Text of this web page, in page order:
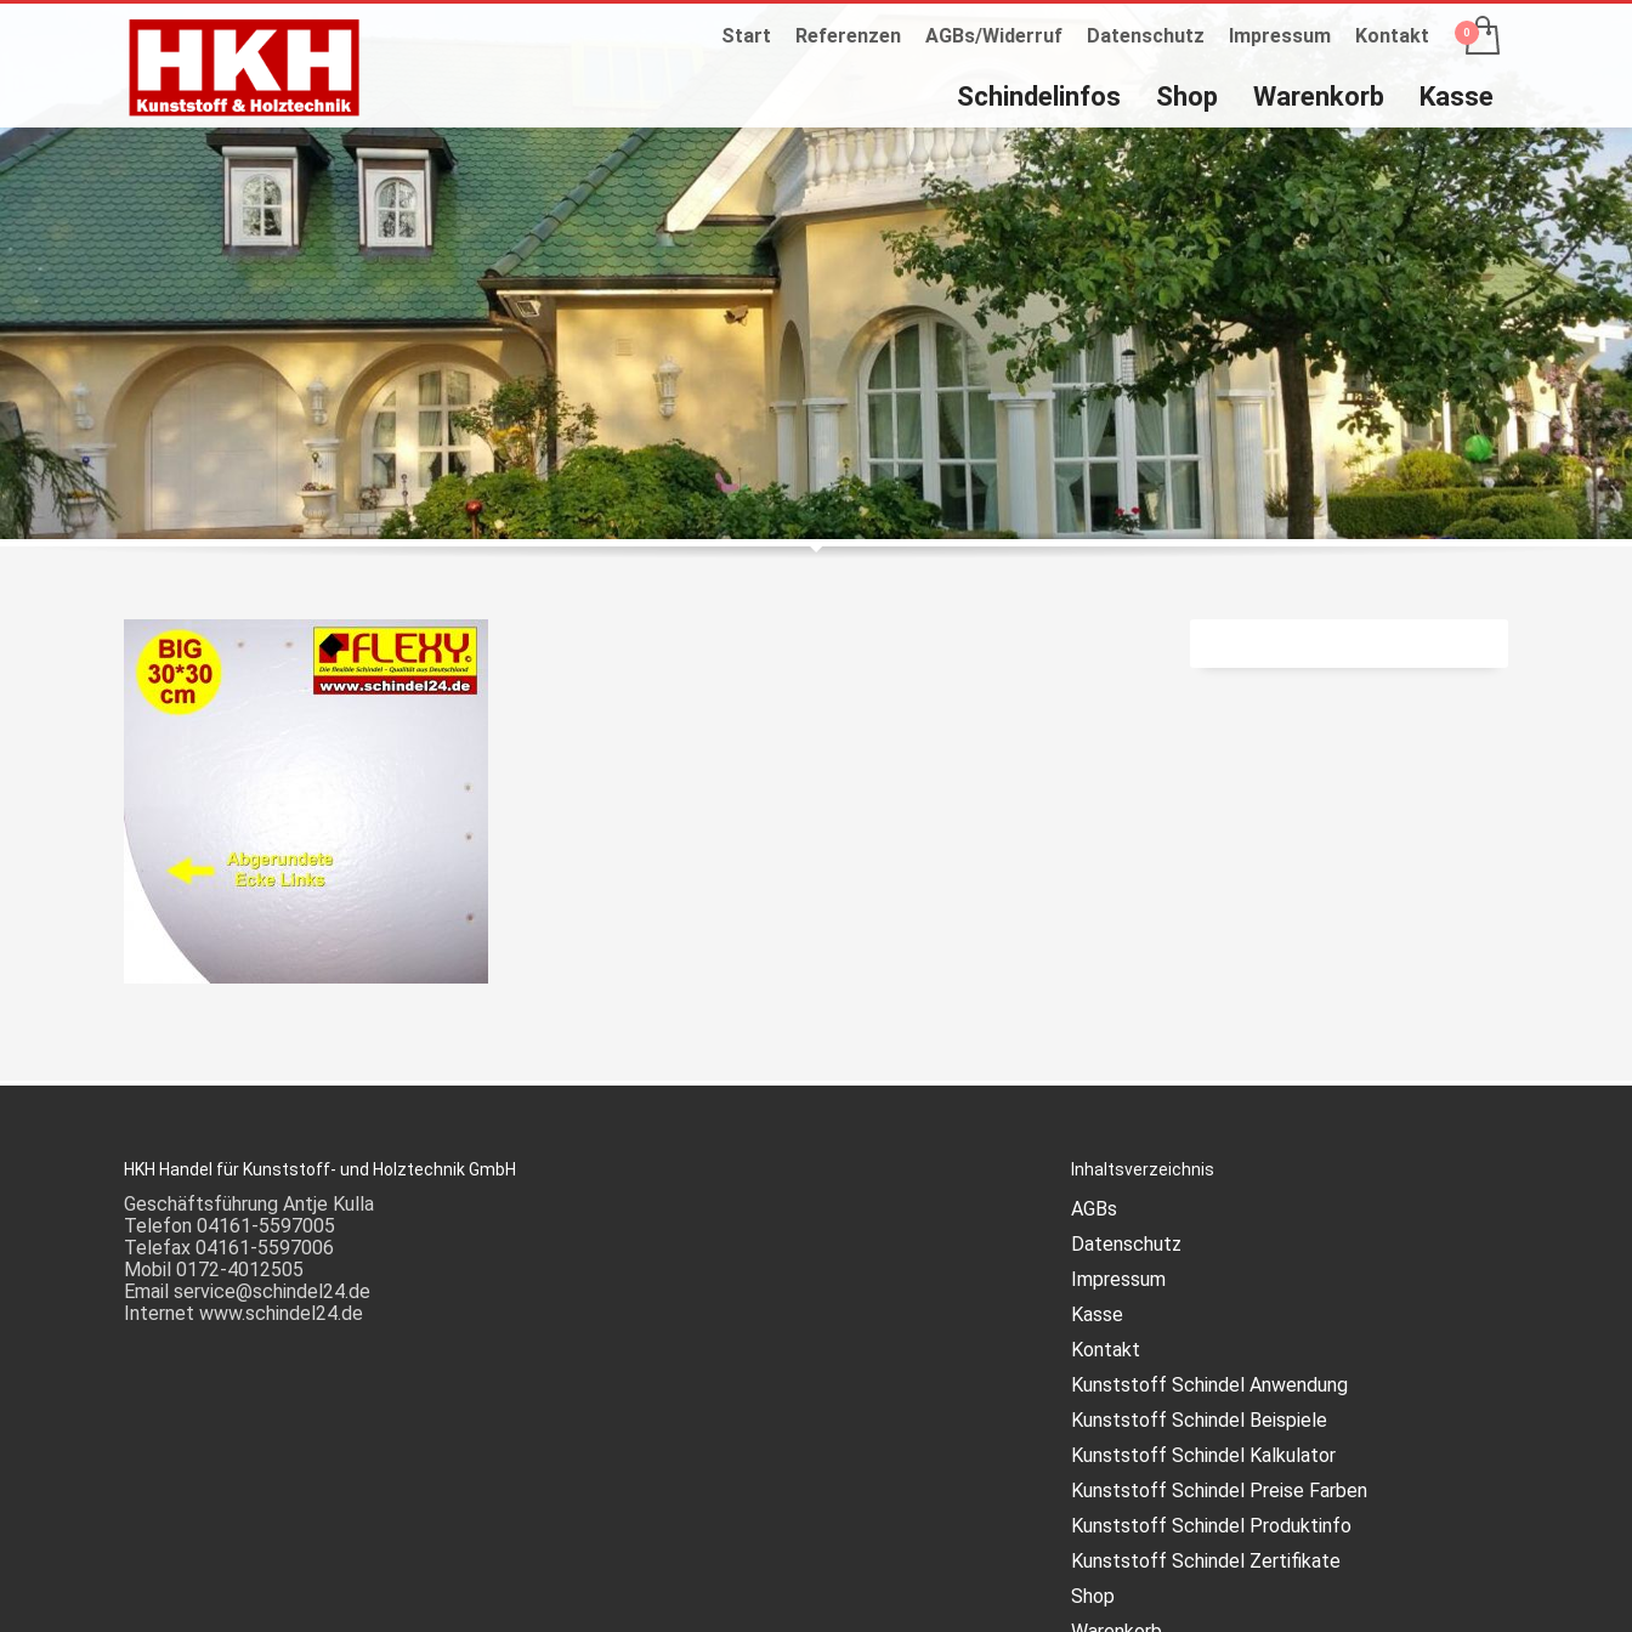
Start Referenzen AGBs/Widerruf Datenschutz Impressum Kontakt
Schindelinfos Shop Warenkorb Kasse
HKH Handel für Kunststoff- und Holztechnik GmbH
Geschäftsführung Antje Kulla
Telefon 04161-5597005
Telefax 04161-5597006
Mobil 0172-4012505
Email service@schindel24.de
Internet www.schindel24.de
Inhaltsverzeichnis
AGBs
Datenschutz
Impressum
Kasse
Kontakt
Kunststoff Schindel Anwendung
Kunststoff Schindel Beispiele
Kunststoff Schindel Kalkulator
Kunststoff Schindel Preise Farben
Kunststoff Schindel Produktinfo
Kunststoff Schindel Zertifikate
Shop